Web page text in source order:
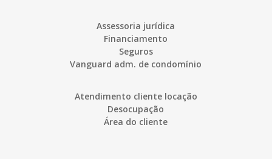
Assessoria jurídica
Financiamento
Seguros
Vanguard adm. de condomínio
Atendimento cliente locação
Desocupação
Área do cliente